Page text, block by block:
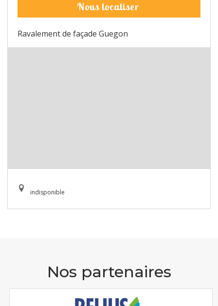
Nous localiser
Ravalement de façade Guegon
indisponible
Nos partenaires